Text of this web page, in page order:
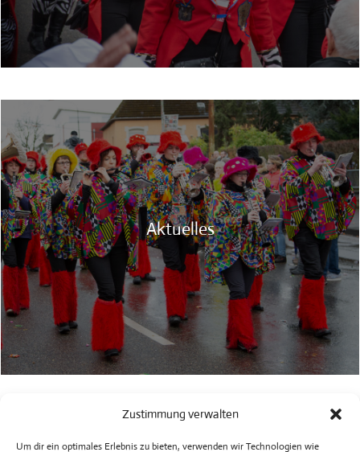
Zustimmung verwalten
Um dir ein optimales Erlebnis zu bieten, verwenden wir Technologien wie
Aktuelles